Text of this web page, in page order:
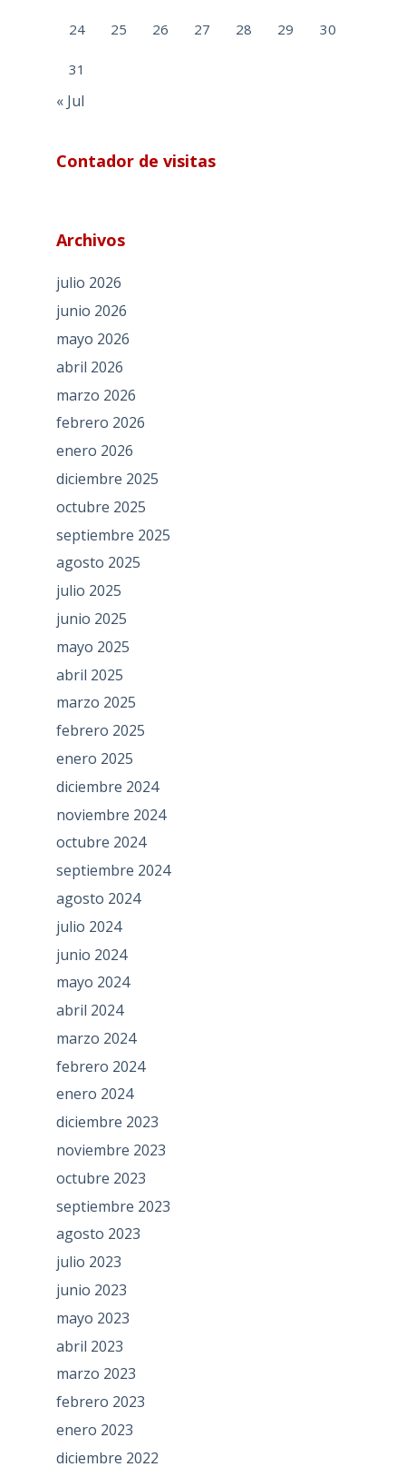
24 25 26 27 28 29 30
31
« Jul
Contador de visitas
Archivos
julio 2026
junio 2026
mayo 2026
abril 2026
marzo 2026
febrero 2026
enero 2026
diciembre 2025
octubre 2025
septiembre 2025
agosto 2025
julio 2025
junio 2025
mayo 2025
abril 2025
marzo 2025
febrero 2025
enero 2025
diciembre 2024
noviembre 2024
octubre 2024
septiembre 2024
agosto 2024
julio 2024
junio 2024
mayo 2024
abril 2024
marzo 2024
febrero 2024
enero 2024
diciembre 2023
noviembre 2023
octubre 2023
septiembre 2023
agosto 2023
julio 2023
junio 2023
mayo 2023
abril 2023
marzo 2023
febrero 2023
enero 2023
diciembre 2022